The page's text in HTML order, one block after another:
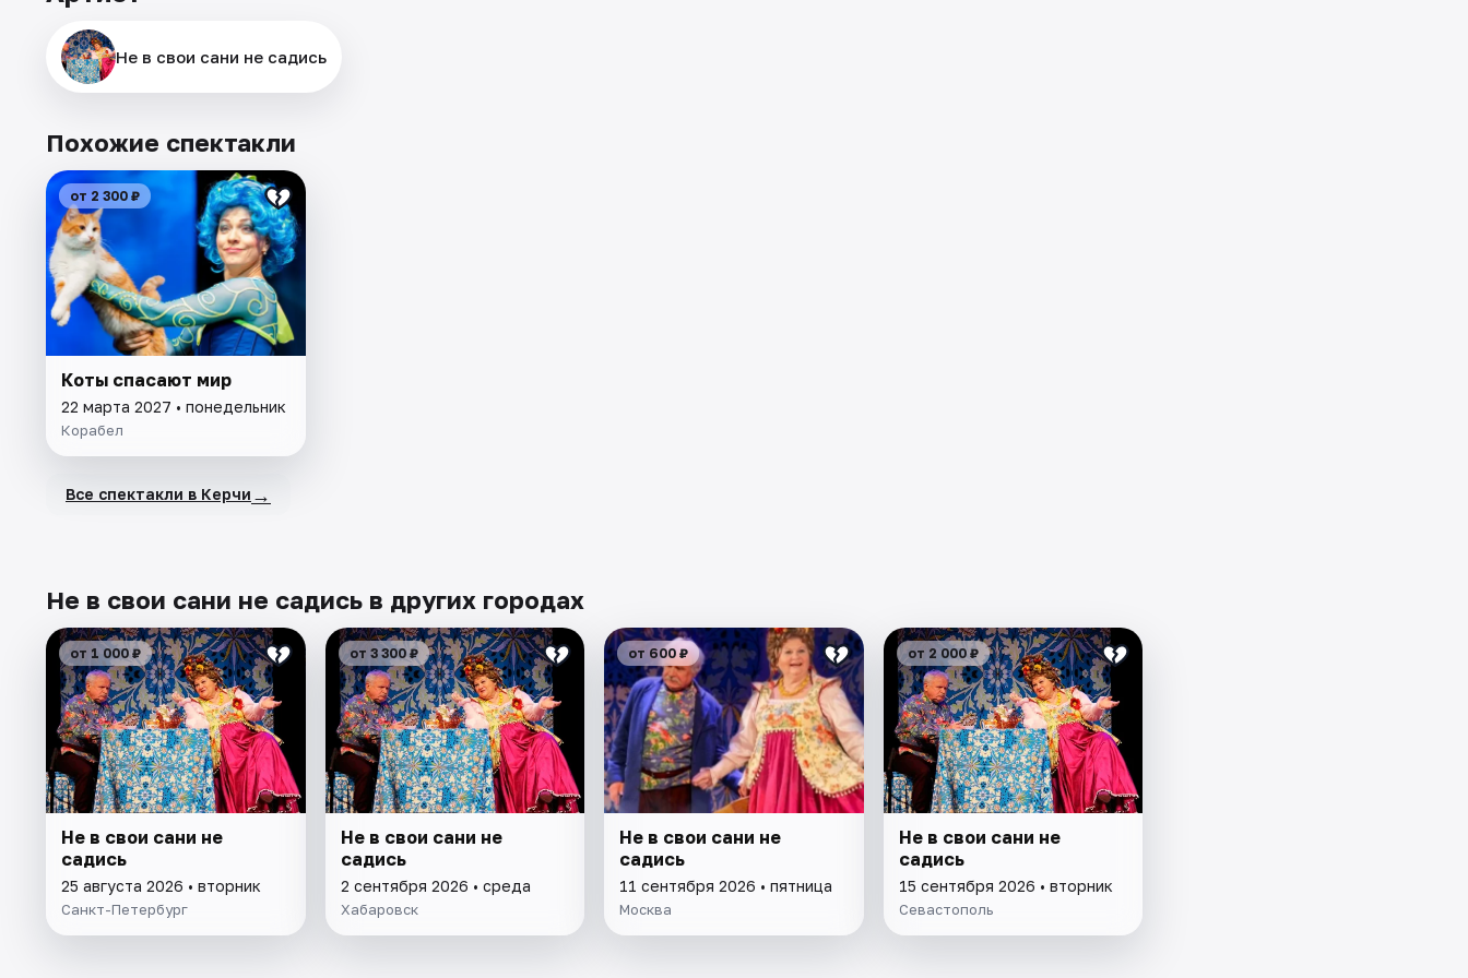
Не в свои сани не садись
Похожие спектакли
от 2 300 ₽
Коты спасают мир
22 марта 2027 • понедельник
Корабел
Все спектакли в Керчи →
Не в свои сани не садись в других городах
от 1 000 ₽
Не в свои сани не
садись
25 августа 2026 • вторник
Санкт-Петербург
от 3 300 ₽
Не в свои сани не
садись
2 сентября 2026 • среда
Хабаровск
от 600 ₽
Не в свои сани не
садись
11 сентября 2026 • пятница
Москва
от 2 000 ₽
Не в свои сани не
садись
15 сентября 2026 • вторник
Севастополь